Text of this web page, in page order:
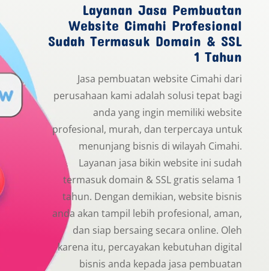
Layanan Jasa Pembuatan
Website Cimahi Profesional
Sudah Termasuk Domain & SSL
1 Tahun
Jasa pembuatan website Cimahi dari
perusahaan kami adalah solusi tepat bagi
anda yang ingin memiliki website
profesional, murah, dan terpercaya untuk
menunjang bisnis di wilayah Cimahi.
Layanan jasa bikin website ini sudah
termasuk domain & SSL gratis selama 1
tahun. Dengan demikian, website bisnis
anda akan tampil lebih profesional, aman,
dan siap bersaing secara online. Oleh
karena itu, percayakan kebutuhan digital
bisnis anda kepada jasa pembuatan